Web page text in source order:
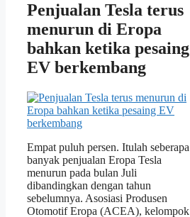
Penjualan Tesla terus
menurun di Eropa
bahkan ketika pesaing
EV berkembang
Empat puluh persen. Itulah seberapa
banyak penjualan Eropa Tesla
menurun pada bulan Juli
dibandingkan dengan tahun
sebelumnya. Asosiasi Produsen
Otomotif Eropa (ACEA), kelompok